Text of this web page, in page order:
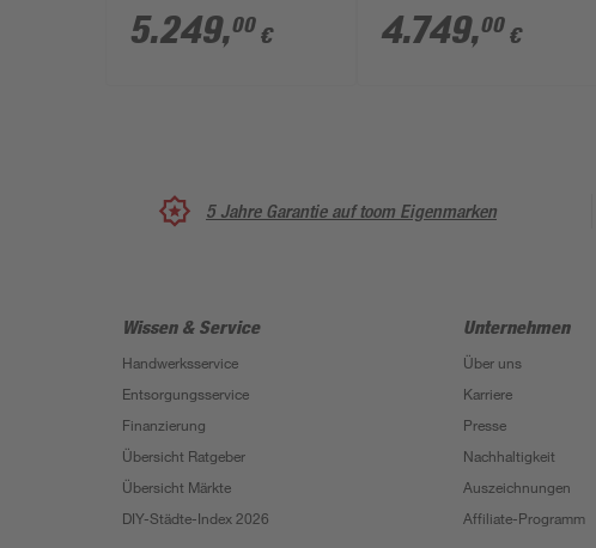
Leimholz
Doppelstegplatten
5.249,00 €
cm Leimholz
Doppelstegplatten
4.749,00 €
5 Jahre Garantie auf toom Eigenmarken
Wissen & Service
Handwerksservice
Entsorgungsservice
Finanzierung
Übersicht Ratgeber
Übersicht Märkte
DIY-Städte-Index 2026
Unternehmen
Über uns
Karriere
Presse
Nachhaltigkeit
Auszeichnungen
Affiliate-Programm